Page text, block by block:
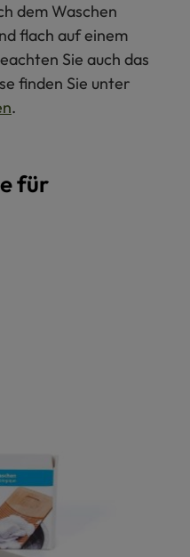
dem Waschen
flach auf einem
Sie auch das
finden Sie unter
.
für